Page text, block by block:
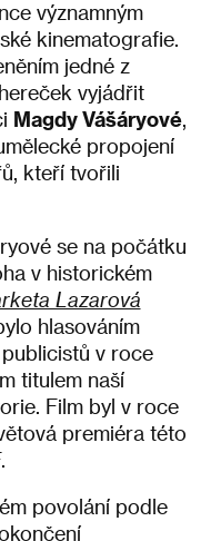
významným
kinematografie.
jedné z
vyjádřit
Magdy Vášáryové,
propojení
kteří tvořili
se na počátku
v historickém
Lazarová
hlasováním
v roce
titulem naší
Film byl v roce
premiéra této
povolání podle